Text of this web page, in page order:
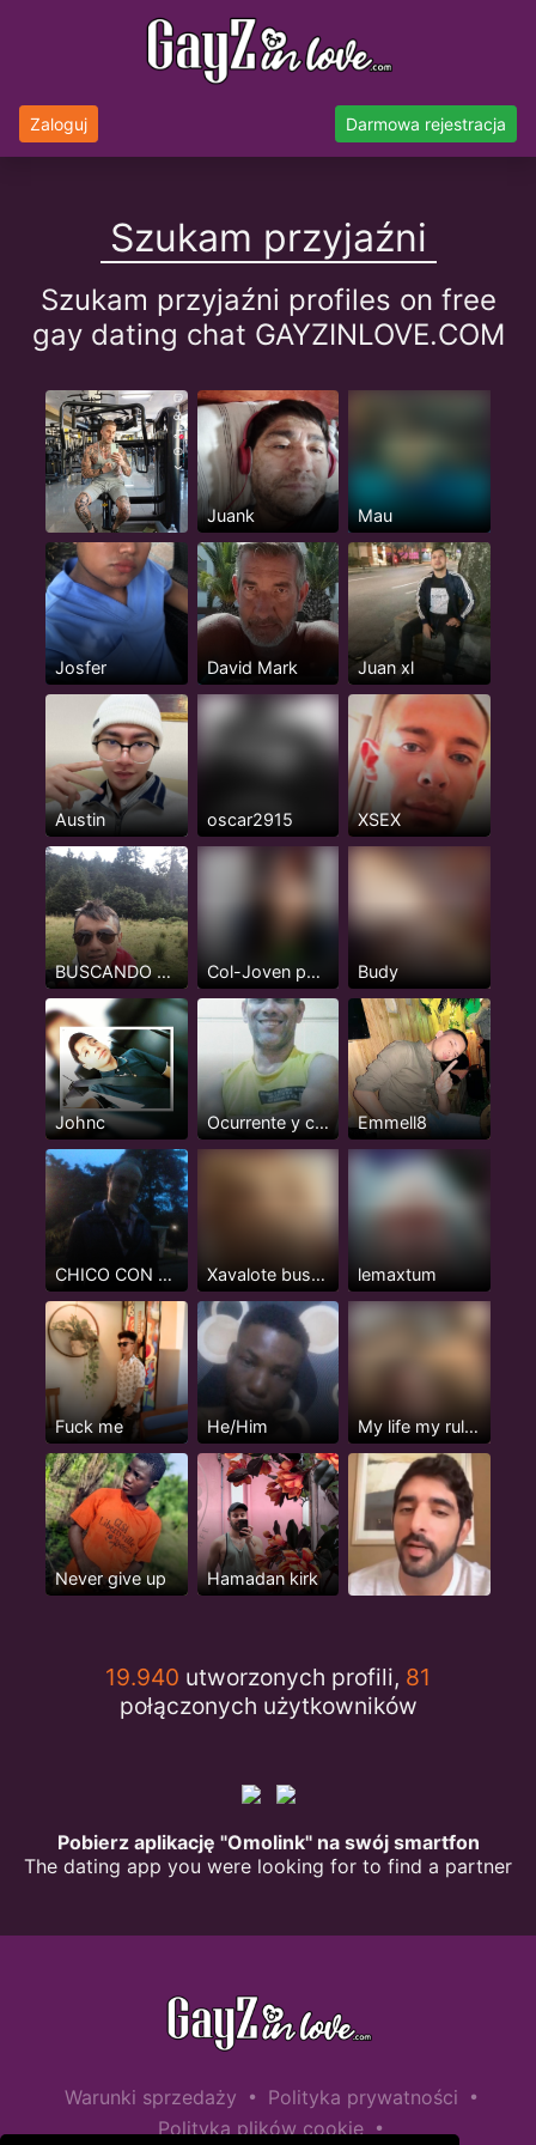
Zaloguj Darmowa rejestracja
Szukam przyjaźni
Szukam przyjaźni profiles on free
gay dating chat GAYZINLOVE.COM
Juank Mau
Josfer David Mark Juan xl
Austin oscar2915 XSEX
BUSCANDO ACTIVOS O INTER MAS ACTIVO NADA DE PASIVOS Col-Joven pasivo serio, 24 años Budy
Johnc Ocurrente y cientifico Emmell8
CHICO CON CLASE Xavalote buscando que me la coman lemaxtum
Fuck me He/Him My life my rule my happiness
Never give up Hamadan kirk
19.940 utworzonych profili, 81
połączonych użytkowników
Pobierz aplikację "Omolink" na swój smartfon
The dating app you were looking for to find a partner
Warunki sprzedaży • Polityka prywatności •
Polityka plików cookie •